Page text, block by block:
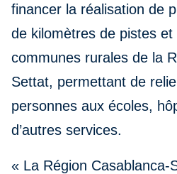
financer la réalisation de
de kilomètres de pistes
communes rurales de la
Settat, permettant de
personnes aux écoles,
d’autres services.
« La Région